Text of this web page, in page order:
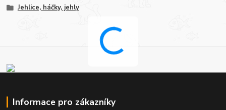
Jehlice, háčky, jehly
Informace pro zákazníky